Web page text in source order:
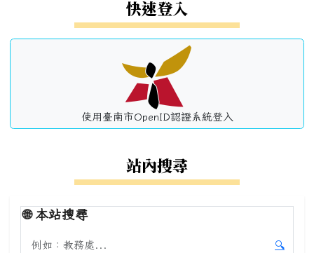
快速登入
使用臺南市OpenID認證系統登入
站內搜尋
🌐本站搜尋
搜尋本站內容
🔍